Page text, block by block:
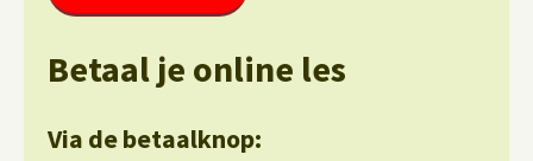
Betaal je online les
Via de betaalknop: